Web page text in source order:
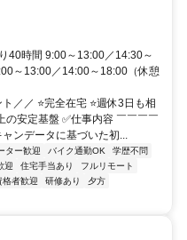
40時間 9:00～13:00／14:30～
～13:00／14:00～18:00（休憩
／／ ⭐完全在宅 ⭐週休3日も相
の安定基盤 ✅仕事内容 ￣￣￣￣
ンデータに基づいた初...
ター歓迎 バイク通勤OK
学歴不問
迎 住宅手当あり
フルリモート
格者歓迎 研修あり
夕方